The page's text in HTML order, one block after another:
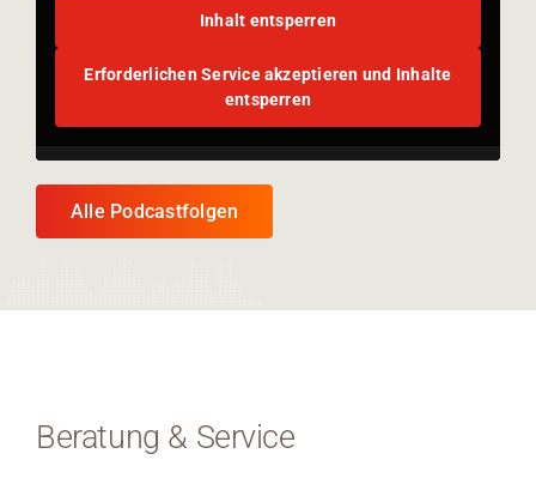
Inhalt entsperren
Erforderlichen Service akzeptieren und Inhalte
entsperren
Alle Podcastfolgen
Beratung & Service